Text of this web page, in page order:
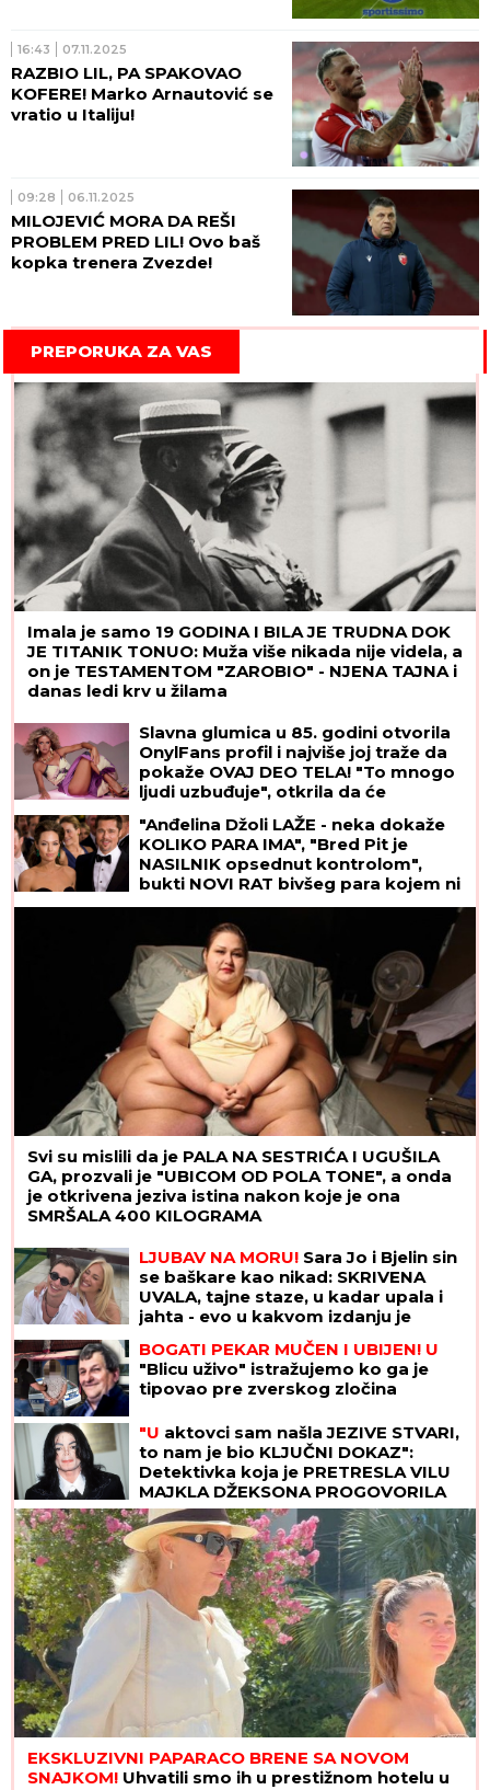
16:43 07.11.2025
RAZBIO LIL, PA SPAKOVAO
KOFERE! Marko Arnautović se
vratio u Italiju!
09:28 06.11.2025
MILOJEVIĆ MORA DA REŠI
PROBLEM PRED LIL! Ovo baš
kopka trenera Zvezde!
PREPORUKA ZA VAS
Imala je samo 19 GODINA I BILA JE TRUDNA DOK
JE TITANIK TONUO: Muža više nikada nije videla, a
on je TESTAMENTOM "ZAROBIO" - NJENA TAJNA i
danas ledi krv u žilama
Slavna glumica u 85. godini otvorila
OnylFans profil i najviše joj traže da
pokaže OVAJ DEO TELA! "To mnogo
ljudi uzbuđuje", otkrila da će
fanovima ispuniti želju
"Anđelina Džoli LAŽE - neka dokaže
KOLIKO PARA IMA", "Bred Pit je
NASILNIK opsednut kontrolom",
bukti NOVI RAT bivšeg para kojem ni
razvod nije doneo mir
Svi su mislili da je PALA NA SESTRIĆA I UGUŠILA
GA, prozvali je "UBICOM OD POLA TONE", a onda
je otkrivena jeziva istina nakon koje je ona
SMRŠALA 400 KILOGRAMA
LJUBAV NA MORU! Sara Jo i Bjelin sin
se baškare kao nikad: SKRIVENA
UVALA, tajne staze, u kadar upala i
jahta - evo u kakvom izdanju je
pevačica slikala Alekseja (FOTO)
BOGATI PEKAR MUČEN I UBIJEN! U
"Blicu uživo" istražujemo ko ga je
tipovao pre zverskog zločina
"U aktovci sam našla JEZIVE STVARI,
to nam je bio KLJUČNI DOKAZ":
Detektivka koja je PRETRESLA VILU
MAJKLA DŽEKSONA PROGOVORILA
posle 23 godine - "U kupatilu su bila
TAJNA VRATA"
EKSKLUZIVNI PAPARACO BRENE SA NOVOM
SNAJKOM! Uhvatili smo ih u prestižnom hotelu u